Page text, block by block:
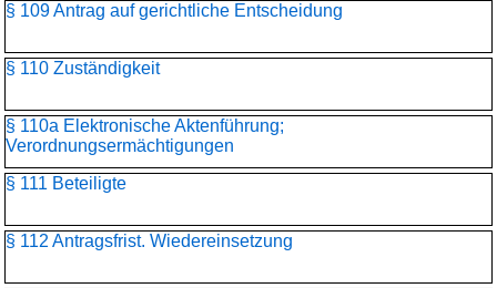
§ 109 Antrag auf gerichtliche Entscheidung
§ 110 Zuständigkeit
§ 110a Elektronische Aktenführung;
Verordnungsermächtigungen
§ 111 Beteiligte
§ 112 Antragsfrist. Wiedereinsetzung